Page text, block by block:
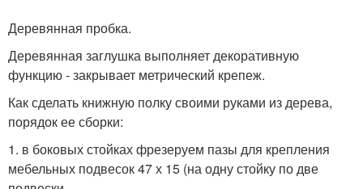
Деревянная пробка.
Деревянная заглушка выполняет декоративную
функцию - закрывает метрический крепеж.
Как сделать книжную полку своими руками из дерева,
порядок ее сборки:
1. в боковых стойках фрезеруем пазы для крепления
мебельных подвесок 47 х 15 (на одну стойку по две